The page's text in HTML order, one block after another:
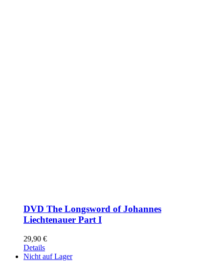
DVD The Longsword of Johannes
Liechtenauer Part I
29,90 €
Details
Nicht auf Lager